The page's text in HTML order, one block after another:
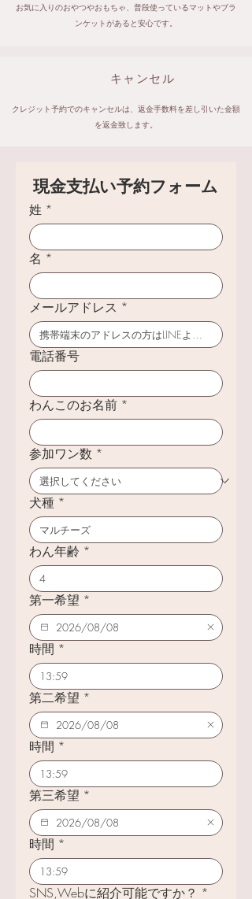
お気に入りのおやつやおもちゃ、普段使っているマットやブラ
ンケットがあると安心です。
キャンセル
クレジット予約でのキャンセルは、返金手数料を差し引いた金額
を返金致します。
現金支払い予約フォーム
姓 *
名 *
メールアドレス *
電話番号
わんこのお名前 *
参加ワン数 *
犬種 *
わん年齢 *
第一希望 *
時間 *
:
第二希望 *
時間 *
:
第三希望 *
時間 *
:
SNS,Webに紹介可能ですか？ *